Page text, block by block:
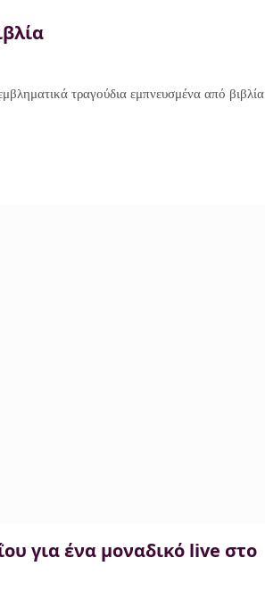
τραγούδια εμπνευσμένα από βιβλία
για ένα μοναδικό live στο